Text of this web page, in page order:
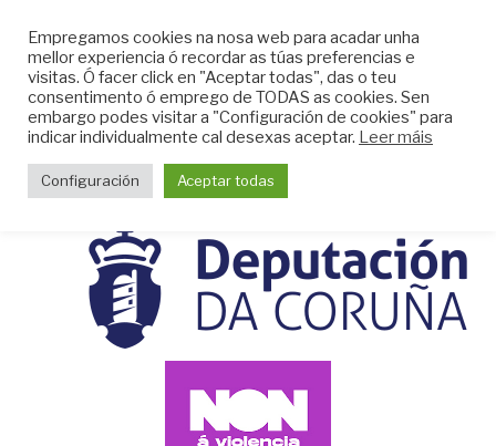
content
CLUB DO MAR DE
MUGARDOS
Web do Club do Mar de Mugardos
Empregamos cookies na nosa web para acadar unha
mellor experiencia ó recordar as túas preferencias e
visitas. Ó facer click en "Aceptar todas", das o teu
consentimento ó emprego de TODAS as cookies. Sen
embargo podes visitar a "Configuración de cookies" para
indicar individualmente cal desexas aceptar. Leer máis
Configuración Aceptar todas